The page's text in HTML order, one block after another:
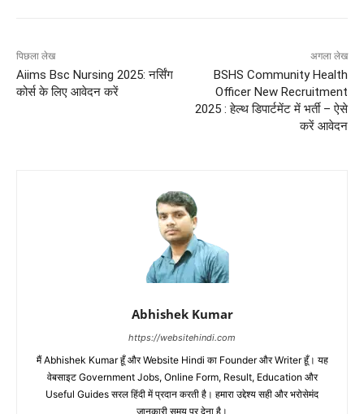
पिछला लेख
Aiims Bsc Nursing 2025: नर्सिंग
कोर्स के लिए आवेदन करें
अगला लेख
BSHS Community Health
Officer New Recruitment
2025 : हेल्थ डिपार्टमेंट में भर्ती – ऐसे
करें आवेदन
Abhishek Kumar
https://websitehindi.com
मैं Abhishek Kumar हूँ और Website Hindi का Founder और Writer हूँ। यह
वेबसाइट Government Jobs, Online Form, Result, Education और
Useful Guides सरल हिंदी में प्रदान करती है। हमारा उद्देश्य सही और भरोसेमंद
जानकारी समय पर देना है।